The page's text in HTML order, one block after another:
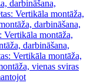
darbināšana,
Vertikāla montāža,
darbināšana,
Vertikāla montāža,
darbināšana,
Vertikāla montāža,
vienas sviras